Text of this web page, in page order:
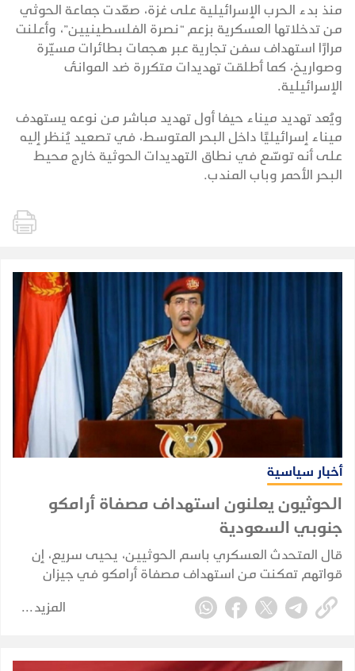
منذ بدء الحرب الإسرائيلية على غزة، صعّدت جماعة الحوثي
من تدخلاتها العسكرية بزعم “نصرة الفلسطينيين”، وأعلنت
مرارًا استهداف سفن تجارية عبر هجمات بطائرات مسيّرة
وصواريخ، كما أطلقت تهديدات متكررة ضد الموانئ
الإسرائيلية.
ويُعد تهديد ميناء حيفا أول تهديد مباشر من نوعه يستهدف
ميناء إسرائيليًا داخل البحر المتوسط، في تصعيد يُنظر إليه
على أنه توسّع في نطاق التهديدات الحوثية خارج محيط
البحر الأحمر وباب المندب.
أخبار سياسية
الحوثيون يعلنون استهداف مصفاة أرامكو
جنوبي السعودية
قال المتحدث العسكري باسم الحوثيين، يحيى سريع، إن
قواتهم تمكنت من استهداف مصفاة أرامكو في جيزان
بطائرة مسيرة، زاعما أن الإصابة كانت "دقيقة".
المزيد